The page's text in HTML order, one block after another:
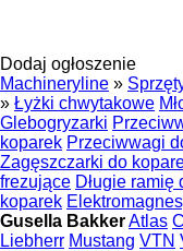
Dodaj ogłoszenie
Machineryline »
» Łyżki chwytakowe
Glebogryzarki
koparek Przeciwwagi
Zagęszczarki do
frezujące Długie ramię
koparek
Gusella BakkerAtlas
Liebherr Mustang VTN